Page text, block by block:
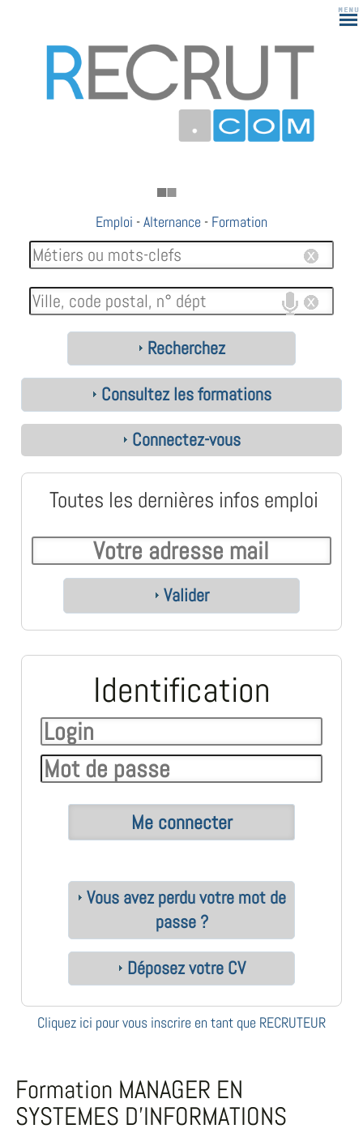
Emploi -Alternance - Formation
Recherchez
Consultez les formations
Connectez-vous
Toutes les dernières infos emploi
Valider
Identification
Vous avez perdu votre mot de
passe ?
Déposez votre CV
Cliquez ici pour vous inscrire en tant que RECRUTEUR
Formation MANAGER EN
SYSTEMES D'INFORMATIONS